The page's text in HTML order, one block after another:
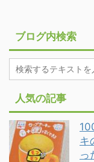
ブログ内検索
人気の記事
キ
っ